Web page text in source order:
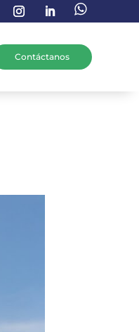
Contáctanos